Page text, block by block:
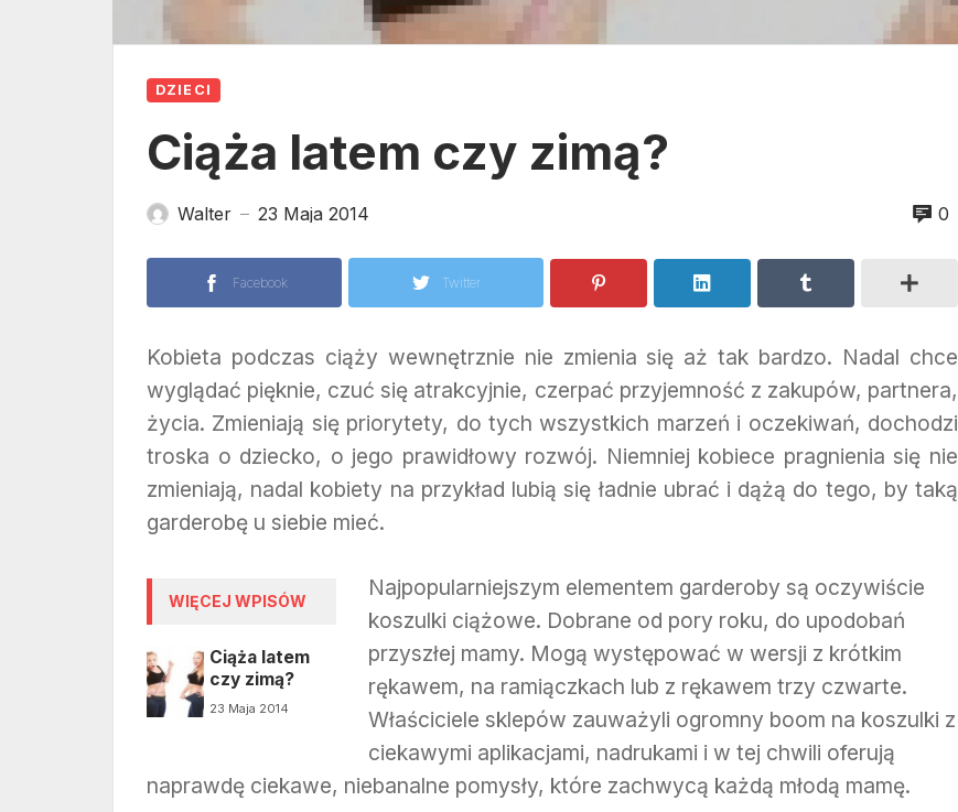
DZIECI
Ciąża latem czy zimą?
Walter — 23 Maja 2014 0
Facebook Twitter
Kobieta podczas ciąży wewnętrznie nie zmienia się aż tak bardzo. Nadal chce
wyglądać pięknie, czuć się atrakcyjnie, czerpać przyjemność z zakupów, partnera,
życia. Zmieniają się priorytety, do tych wszystkich marzeń i oczekiwań, dochodzi
troska o dziecko, o jego prawidłowy rozwój. Niemniej kobiece pragnienia się nie
zmieniają, nadal kobiety na przykład lubią się ładnie ubrać i dążą do tego, by taką
garderobę u siebie mieć.
WIĘCEJ WPISÓW
Ciąża latem
czy zimą?
23 Maja 2014
Najpopularniejszym elementem garderoby są oczywiście
koszulki ciążowe. Dobrane od pory roku, do upodobań
przyszłej mamy. Mogą występować w wersji z krótkim
rękawem, na ramiączkach lub z rękawem trzy czwarte.
Właściciele sklepów zauważyli ogromny boom na koszulki z
ciekawymi aplikacjami, nadrukami i w tej chwili oferują
naprawdę ciekawe, niebanalne pomysły, które zachwycą każdą młodą mamę.